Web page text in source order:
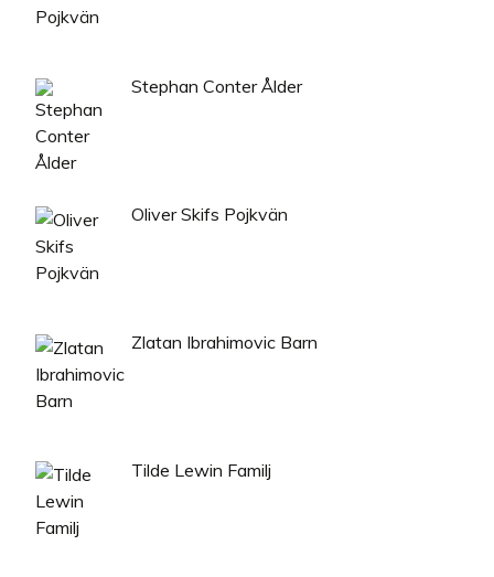
Stephan Conter Ålder
Oliver Skifs Pojkvän
Zlatan Ibrahimovic Barn
Tilde Lewin Familj